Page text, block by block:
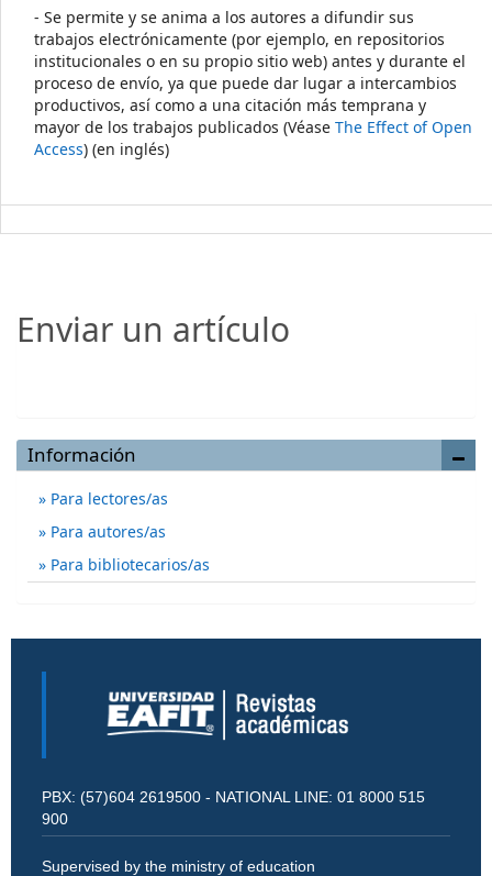
- Se permite y se anima a los autores a difundir sus
trabajos electrónicamente (por ejemplo, en repositorios
institucionales o en su propio sitio web) antes y durante el
proceso de envío, ya que puede dar lugar a intercambios
productivos, así como a una citación más temprana y
mayor de los trabajos publicados (Véase The Effect of Open
Access) (en inglés)
Enviar un artículo
Información
Para lectores/as
Para autores/as
Para bibliotecarios/as
PBX: (57)604 2619500 - NATIONAL LINE: 01 8000 515
900
Supervised by the ministry of education